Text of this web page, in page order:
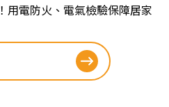
用電防火、電氣檢驗保障居家